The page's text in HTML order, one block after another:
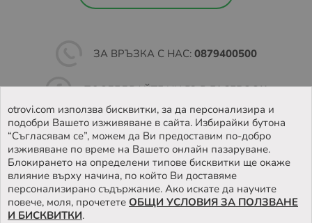
ЗА ВРЪЗКА С НАС: 0879400500
ПОСЛЕДВАЙТЕ НИ ВЪВFACEBOOK
НАМЕРЕТЕ НАШИЯТ МАГАЗИН
otrovi.com използва бисквитки, за да персонализира и
подобри Вашето изживяване в сайта. Избирайки бутона
“Съгласявам се”, можем да Ви предоставим по-добро
изживяване по време на Вашето онлайн пазаруване.
Блокирането на определени типове бисквитки ще окаже
влияние върху начина, по който Ви доставяме
персонализирано съдържание. Ако искате да научите
повече, моля, прочетете ОБЩИ УСЛОВИЯ ЗА ПОЛЗВАНЕ
И БИСКВИТКИ.